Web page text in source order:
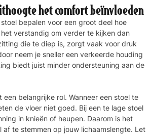
het comfort beïnvloeden
bepalen voor een groot deel hoe
verstandig om verder te kijken dan
die te diep is, zorgt vaak voor druk
neem je sneller een verkeerde houding
biedt juist minder ondersteuning aan de
belangrijke rol. Wanneer een stoel te
de vloer niet goed. Bij een te lage stoel
in knieën of heupen. Daarom is het
af te stemmen op jouw lichaamslengte. Let